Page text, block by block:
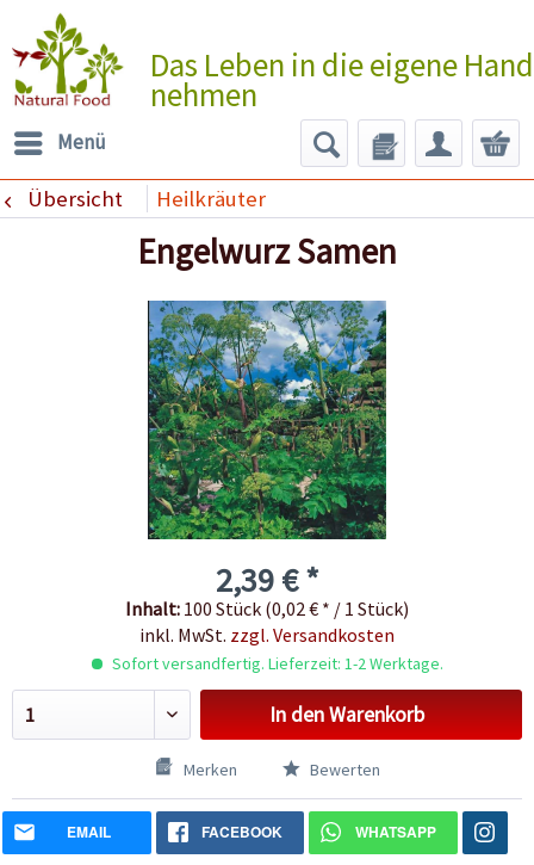
Das Leben in die eigene Hand
nehmen
Menü
Übersicht Heilkräuter
Engelwurz Samen
2,39 € *
Inhalt: 100 Stück (0,02 € * / 1 Stück)
inkl. MwSt. zzgl. Versandkosten
Sofort versandfertig. Lieferzeit: 1-2 Werktage.
In denWarenkorb
Merken Bewerten
EMAIL FACEBOOK WHATSAPP